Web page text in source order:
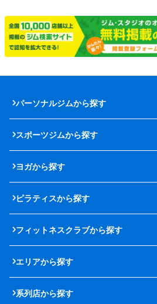
パーソナルジムから探す
スポーツジムから探す
ヨガから探す
ピラティスから探す
フィットネスクラブから探す
エリアから探す
系列店から探す